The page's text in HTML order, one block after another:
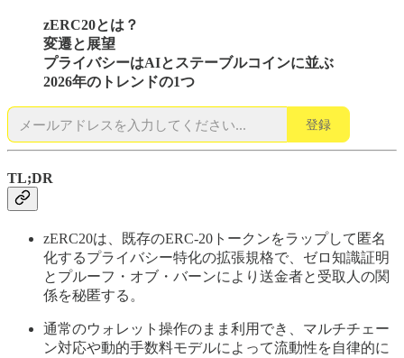
zERC20とは？
変遷と展望
プライバシーはAIとステーブルコインに並ぶ
2026年のトレンドの1つ
登録
TL;DR
zERC20は、既存のERC-20トークンをラップして匿名
化するプライバシー特化の拡張規格で、ゼロ知識証明
とプルーフ・オブ・バーンにより送金者と受取人の関
係を秘匿する。
通常のウォレット操作のまま利用でき、マルチチェー
ン対応や動的手数料モデルによって流動性を自律的に